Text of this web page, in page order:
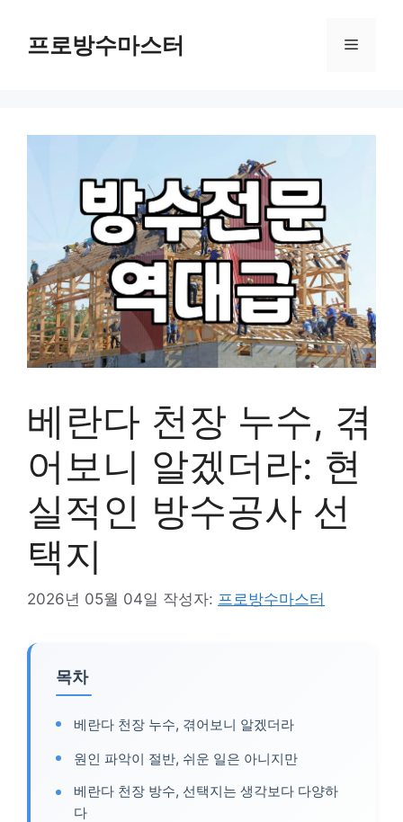
프로방수마스터 메
베란다 천장 누수, 겪
어보니 알겠더라: 현
실적인 방수공사 선
택지
2026년 05월 04일 작성자: 프로방수마스터
목차
베란다 천장 누수, 겪어보니 알겠더라
원인 파악이 절반, 쉬운 일은 아니지만
베란다 천장 방수, 선택지는 생각보다 다양하
다